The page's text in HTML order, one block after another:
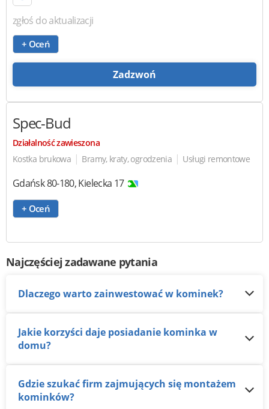
zgłoś do aktualizacji
+ Oceń
Zadzwoń
Spec-Bud
Działalność zawieszona
Kostka brukowa | Bramy, kraty, ogrodzenia | Usługi remontowe
Gdańsk80-180,Kielecka 17
+ Oceń
Najczęściej zadawane pytania
Dlaczego warto zainwestować w kominek?
Jakie korzyści daje posiadanie kominka w
domu?
Gdzie szukać firm zajmujących się montażem
kominków?